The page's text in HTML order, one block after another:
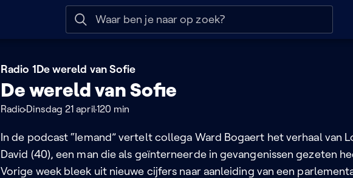
Naar help
Radio 1 De wereld van Sofie
De wereld van Sofie
Radio Dinsdag 21 april120 min
In de podcast “Iemand” vertelt collega Ward Bogaert het verhaal van
David (40), een man die als geïnterneerde in gevangenissen gezeten
Vorige week bleek uit nieuwe cijfers naar aanleiding van een